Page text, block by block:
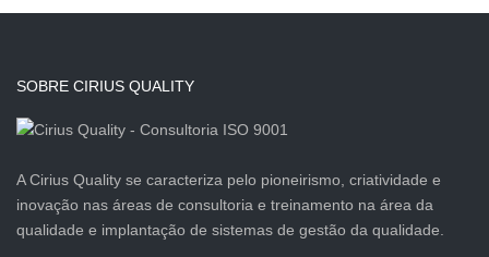
SOBRE CIRIUS QUALITY
A Cirius Quality se caracteriza pelo pioneirismo, criatividade e
inovação nas áreas de consultoria e treinamento na área da
qualidade e implantação de sistemas de gestão da qualidade.